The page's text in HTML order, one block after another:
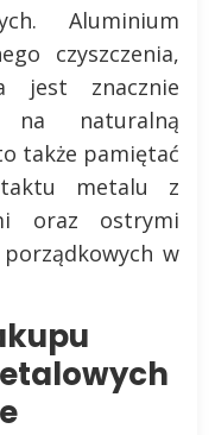
Aluminium
czyszczenia,
jest znacznie
naturalną
także pamiętać
metalu z
oraz ostrymi
w